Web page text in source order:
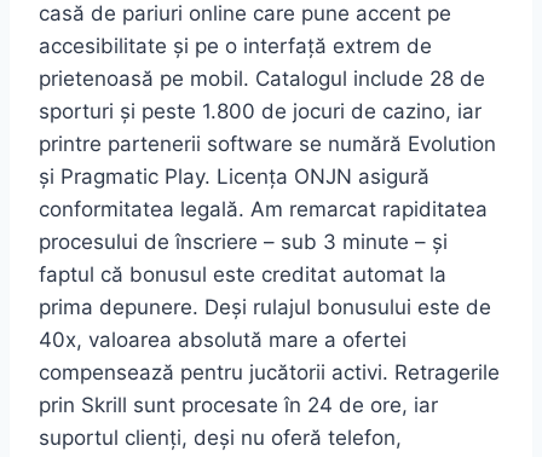
casă de pariuri online care pune accent pe
accesibilitate și pe o interfață extrem de
prietenoasă pe mobil. Catalogul include 28 de
sporturi și peste 1.800 de jocuri de cazino, iar
printre partenerii software se numără Evolution
și Pragmatic Play. Licența ONJN asigură
conformitatea legală. Am remarcat rapiditatea
procesului de înscriere – sub 3 minute – și
faptul că bonusul este creditat automat la
prima depunere. Deși rulajul bonusului este de
40x, valoarea absolută mare a ofertei
compensează pentru jucătorii activi. Retragerile
prin Skrill sunt procesate în 24 de ore, iar
suportul clienți, deși nu oferă telefon,